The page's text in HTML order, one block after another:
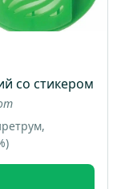
со стикером